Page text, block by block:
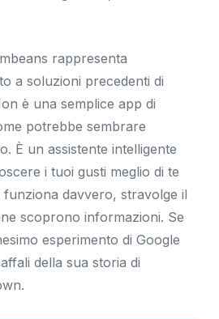
rappresenta
a soluzioni precedenti di
è una semplice app di
potrebbe sembrare
È un assistente intelligente
i tuoi gusti meglio di te
funziona davvero, stravolge il
scoprono informazioni. Se
esperimento di Google
della sua storia di